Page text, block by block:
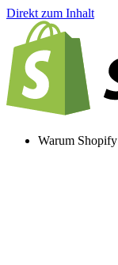
Direkt zum Inhalt
Warum Shopify